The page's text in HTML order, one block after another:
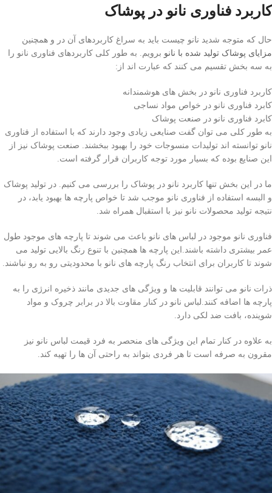
کاربرد فناوری نانو در پوشاک
حال که متوجه شدید نانو چیست باید به سراغ کاربردهای آن در و همچنین
مزایای پوشاک تولید شده با نانو برویم. به طور کلی کاربردهای فناوری نانو را
به سه بخش تقسیم می کنند که عبارت اند از:
کاربرد فناوری نانو در بخش های هوشمندانه
کابرد فناوری نانو در خواص مواد نساجی
کابرد فناوری نانو در صنعت پوشاک
به طور کلی می توان گفت صنایعی زیادی وجود دارند که با استفاده از فناوری
نانو توانسته اند تولیدات منسوجات خود را بهبود ببخشند. صنعت پوشاک نیز از
این صنایع بوده که بسیار مورد توجه کاربران قرار گرفته است.
ما در این بخش تنها کاربرد نانو در پوشاک را بررسی می کنیم. در تولید پوشاک
و البسه استفاده از فناوری نانو موجب شد تا خواص پارچه ها بهبود یابد، در
نتیجه تولید محصولات نانو نیز با استقبال همراه شد.
فناوری نانو موجود در لباس های نانو باعث می شوند تا پارچه های موجود طول
عمر بیشتری داشته باشند.این پارچه ها همچنین با تنوع رنگ بالایی تولید می
شوند تا کاربران برای انتخاب رنگ پارچه های نانو با محدودیتی رو به رو نباشند.
ذرات نانو می توانند قابلیت ها و ویژگی های جدیدی مانند ذخیره انرژی را به
پارچه ها اضافه کنند.لباس نانو در کنار مقاوت بالا در برابر چروک و مواد
شوینده، بافت ضد لکی دارد.
به علاوه در کنار تمام این ویژگی های منحصر به فرد قیمت لباس نانو نیز
مقرون به صرفه است تا هر فردی بتواند به راحتی آن ها را تهیه کند.